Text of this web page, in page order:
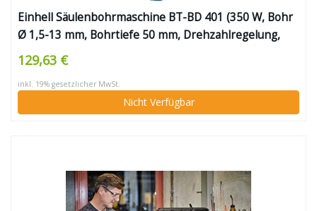
Einhell Säulenbohrmaschine BT-BD 401 (350 W, Bohr
Ø 1,5-13 mm, Bohrtiefe 50 mm, Drehzahlregelung,
stufenlose Tischhöhenverstellung)
129,63 €
inkl. 19% gesetzlicher MwSt.
Nicht Verfügbar